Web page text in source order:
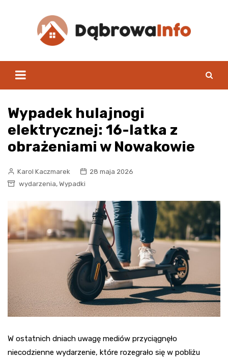
Wypadek hulajnogi
elektrycznej: 16-latka z
obrażeniami w Nowakowie
Karol Kaczmarek
28 maja 2026
wydarzenia, Wypadki
W ostatnich dniach uwagę mediów przyciągnęło
niecodzienne wydarzenie, które rozegrało się w pobliżu